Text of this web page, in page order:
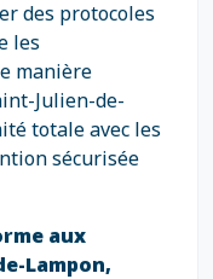
des protocoles
les
manière
Julien-de-
totale avec les
sécurisée
aux
Lampon,